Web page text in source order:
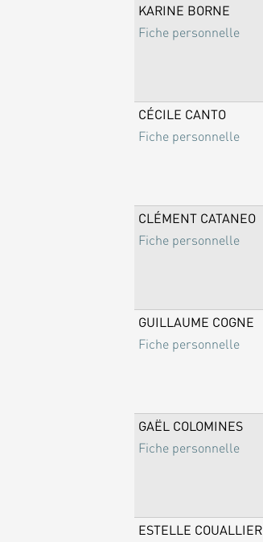
KARINE BORNE
Fiche personnelle
CÉCILE CANTO
Fiche personnelle
CLÉMENT CATANEO
Fiche personnelle
GUILLAUME COGNE
Fiche personnelle
GAËL COLOMINES
Fiche personnelle
ESTELLE COUALLIER